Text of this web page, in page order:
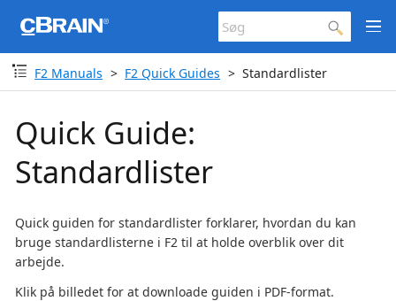
F2 Manuals F2 Quick Guides Standardlister
Quick Guide:
Standardlister
Quick guiden for standardlister forklarer, hvordan du kan
bruge standardlisterne i F2 til at holde overblik over dit
arbejde.
Klik på billedet for at downloade guiden i PDF-format.